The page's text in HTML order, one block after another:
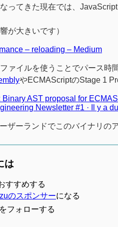
ってきた現在では、
が大きいです）
– reloading – Medium
ァイルを使うことでパース時
やECMAScriptのStage 1
AST proposal for
Newsletter #1 · Il y a
ザーランドでこのバイナリ
は
すすめする
のスポンサーになる
をフォローする